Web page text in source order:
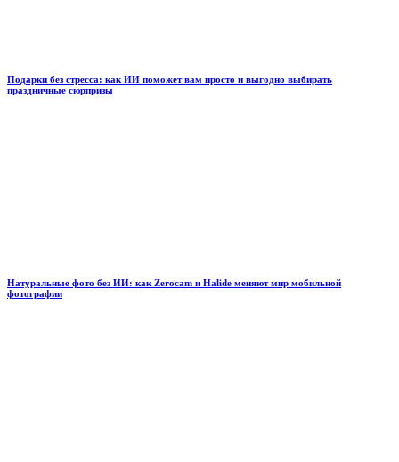
Подарки без стресса: как ИИ поможет вам просто и выгодно выбирать
праздничные сюрпризы
Натуральные фото без ИИ: как Zerocam и Halide меняют мир мобильной
фотографии